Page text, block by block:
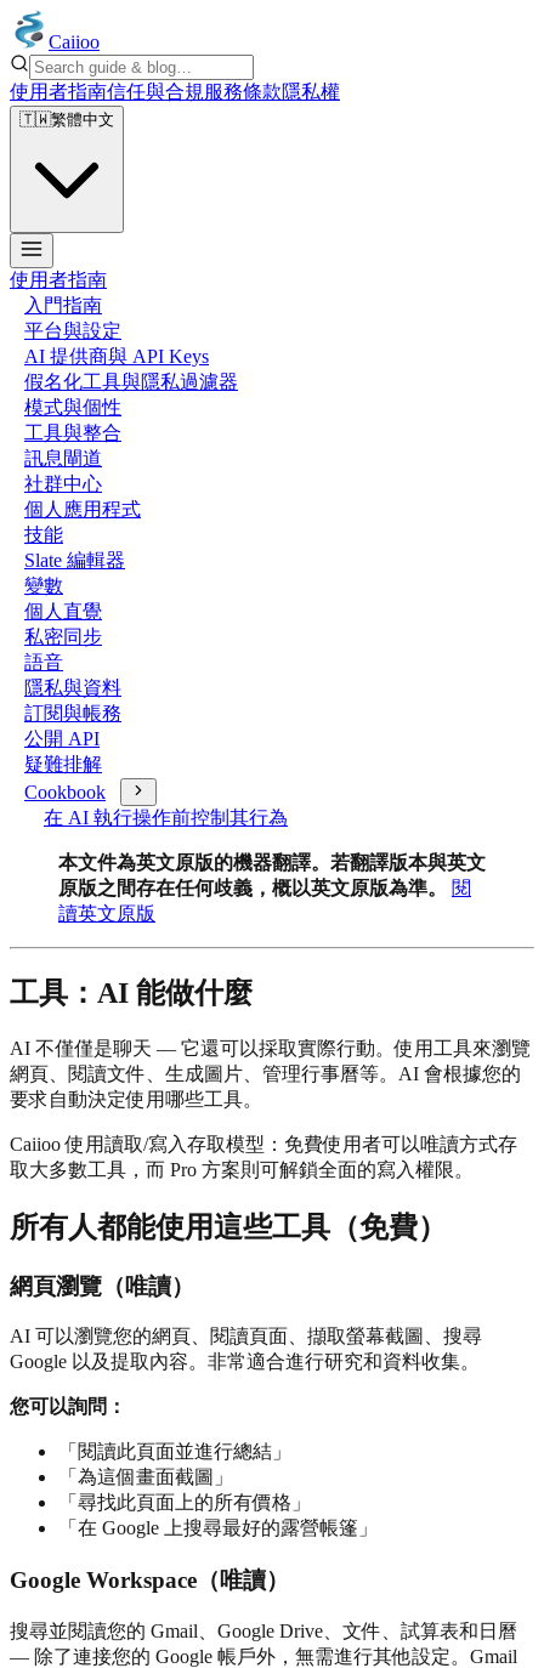
Caiioo
使用者指南信任與合規 服務條款隱私權
🇹🇼繁體中文
使用者指南
入門指南
平台與設定
AI 提供商與 API Keys
假名化工具與隱私過濾器
模式與個性
工具與整合
訊息閘道
社群中心
個人應用程式
技能
Slate 編輯器
變數
個人直覺
私密同步
語音
隱私與資料
訂閱與帳務
公開 API
疑難排解
Cookbook
在 AI 執行操作前控制其行為
本文件為英文原版的機器翻譯。若翻譯版本與英文
原版之間存在任何歧義，概以英文原版為準。
閱
讀英文原版
工具：AI 能做什麼
AI 不僅僅是聊天 — 它還可以採取實際行動。使用工具來瀏覽
網頁、閱讀文件、生成圖片、管理行事曆等。AI 會根據您的
要求自動決定使用哪些工具。
Caiioo 使用讀取/寫入存取模型：免費使用者可以唯讀方式存
取大多數工具，而 Pro 方案則可解鎖全面的寫入權限。
所有人都能使用這些工具（免費）
網頁瀏覽（唯讀）
AI 可以瀏覽您的網頁、閱讀頁面、擷取螢幕截圖、搜尋
Google 以及提取內容。非常適合進行研究和資料收集。
您可以詢問：
「閱讀此頁面並進行總結」
「為這個畫面截圖」
「尋找此頁面上的所有價格」
「在 Google 上搜尋最好的露營帳篷」
Google Workspace（唯讀）
搜尋並閱讀您的 Gmail、Google Drive、文件、試算表和日曆
— 除了連接您的 Google 帳戶外，無需進行其他設定。Gmail